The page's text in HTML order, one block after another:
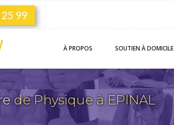
99
À PROPOS SOUTIENÀ DOMICILE
de Physique à EPINAL